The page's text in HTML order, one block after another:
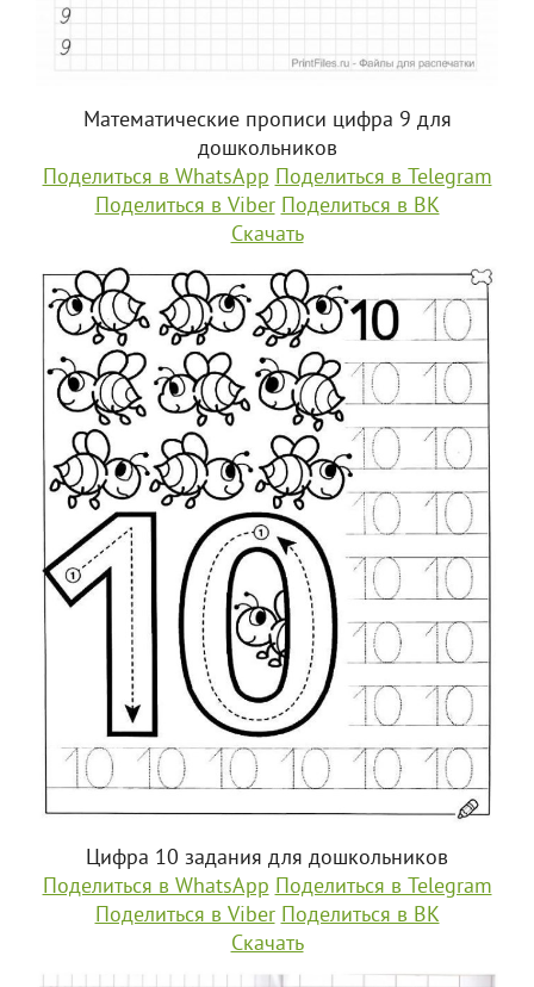
Математические прописи цифра 9 для
дошкольников
Поделиться в WhatsApp Поделиться в Telegram
Поделиться в Viber Поделиться в ВК
Скачать
Цифра 10 задания для дошкольников
Поделиться в WhatsApp Поделиться в Telegram
Поделиться в Viber Поделиться в ВК
Скачать